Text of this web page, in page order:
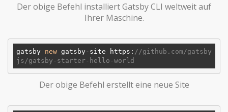
Der obige Befehl installiert Gatsby CLI weltweit auf
Ihrer Maschine.
gatsby new gatsby-site https: //github.com/gatsby
js/gatsby-starter-hello-world
Der obige Befehl erstellt eine neue Site